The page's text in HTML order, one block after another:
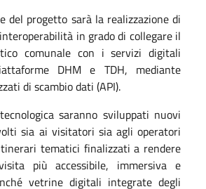
del progetto sarà la realizzazione di
in grado di collegare il
comunale con i servizi digitali
DHM e TDH, mediante
di scambio dati (API).
saranno sviluppati nuovi
sia ai visitatori sia agli operatori
tematici finalizzati a rendere
più accessibile, immersiva e
vetrine digitali integrate degli